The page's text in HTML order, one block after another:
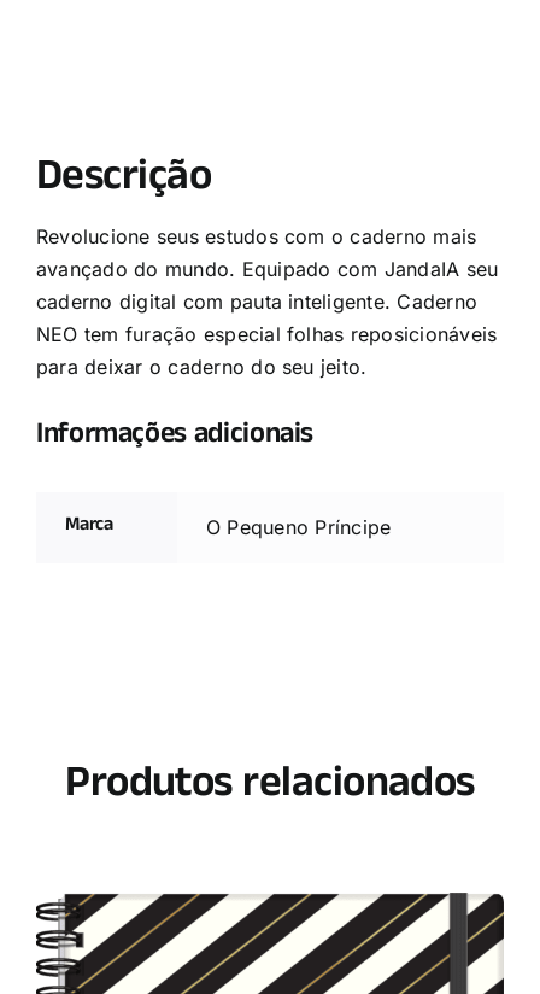
Descrição
Revolucione seus estudos com o caderno mais
avançado do mundo. Equipado com JandaIA seu
caderno digital com pauta inteligente. Caderno
NEO tem furação especial folhas reposicionáveis
para deixar o caderno do seu jeito.
Informações adicionais
Marca O Pequeno Príncipe
Produtos relacionados